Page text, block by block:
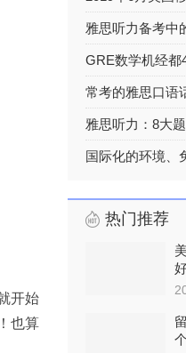
开始
也算
常考的雅思口语
雅思听力：8大
热门推荐